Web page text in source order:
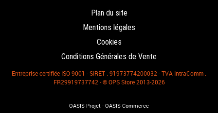
Plan du site
Mentions légales
Cookies
Conditions Générales de Vente
Entreprise certifiée ISO 9001 - SIRET : 91973774200032 - TVA IntraComm :
FR29919737742 - © OPS Store 2013-2026
OASIS Projet - OASIS Commerce